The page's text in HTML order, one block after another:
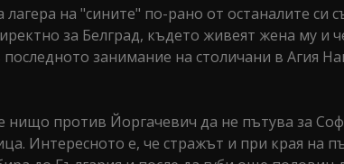
на "сините" по-рано от останалите си
за Белград, където живеят жена му и
занимание на столичани в Агия
против Йоргачевич да не пътува за
Интересното е, че стражът и при края на